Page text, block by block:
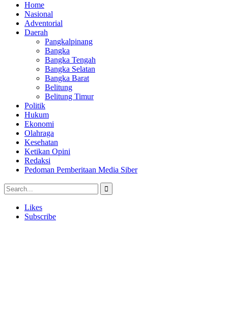
Home
Nasional
Adventorial
Daerah
Pangkalpinang
Bangka
Bangka Tengah
Bangka Selatan
Bangka Barat
Belitung
Belitung Timur
Politik
Hukum
Ekonomi
Olahraga
Kesehatan
Ketikan Opini
Redaksi
Pedoman Pemberitaan Media Siber
Likes
Subscribe